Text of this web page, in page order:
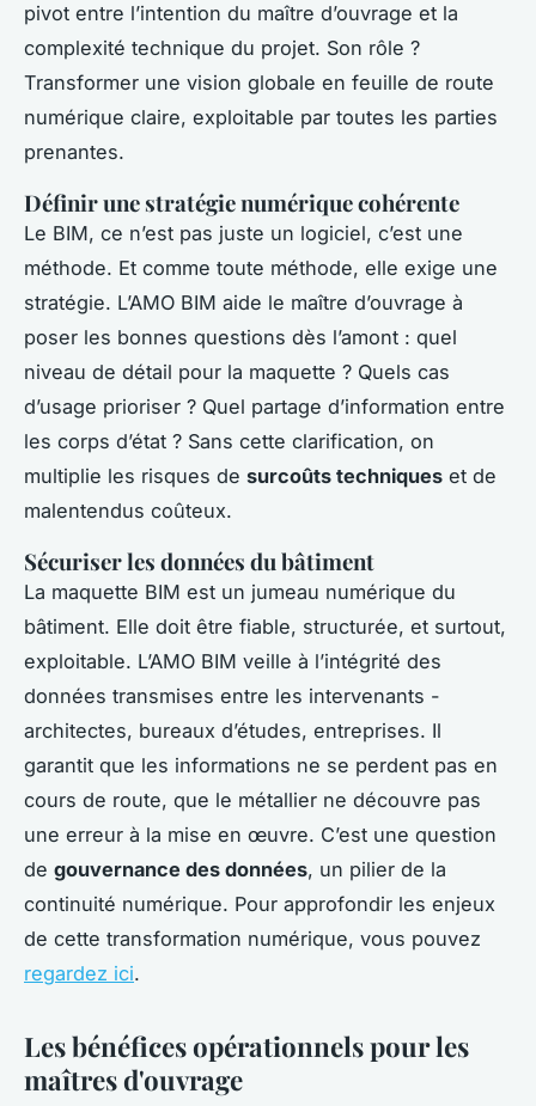
pivot entre l’intention du maître d’ouvrage et la
complexité technique du projet. Son rôle ?
Transformer une vision globale en feuille de route
numérique claire, exploitable par toutes les parties
prenantes.
Définir une stratégie numérique cohérente
Le BIM, ce n’est pas juste un logiciel, c’est une
méthode. Et comme toute méthode, elle exige une
stratégie. L’AMO BIM aide le maître d’ouvrage à
poser les bonnes questions dès l’amont : quel
niveau de détail pour la maquette ? Quels cas
d’usage prioriser ? Quel partage d’information entre
les corps d’état ? Sans cette clarification, on
multiplie les risques de surcoûts techniques et de
malentendus coûteux.
Sécuriser les données du bâtiment
La maquette BIM est un jumeau numérique du
bâtiment. Elle doit être fiable, structurée, et surtout,
exploitable. L’AMO BIM veille à l’intégrité des
données transmises entre les intervenants -
architectes, bureaux d’études, entreprises. Il
garantit que les informations ne se perdent pas en
cours de route, que le métallier ne découvre pas
une erreur à la mise en œuvre. C’est une question
de gouvernance des données, un pilier de la
continuité numérique. Pour approfondir les enjeux
de cette transformation numérique, vous pouvez
regardez ici.
Les bénéfices opérationnels pour les
maîtres d'ouvrage